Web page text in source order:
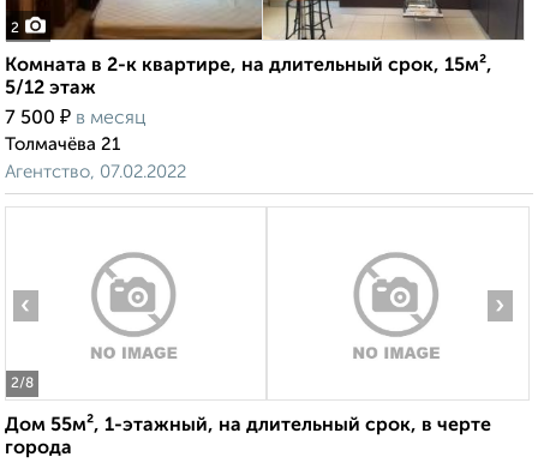
2
Комната в 2-к квартире, на длительный срок, 15м²,
5/12 этаж
7 500 ₽ в месяц
Толмачёва 21
Агентство, 07.02.2022
2/8
‹ ›
Дом 55м², 1-этажный, на длительный срок, в черте
города